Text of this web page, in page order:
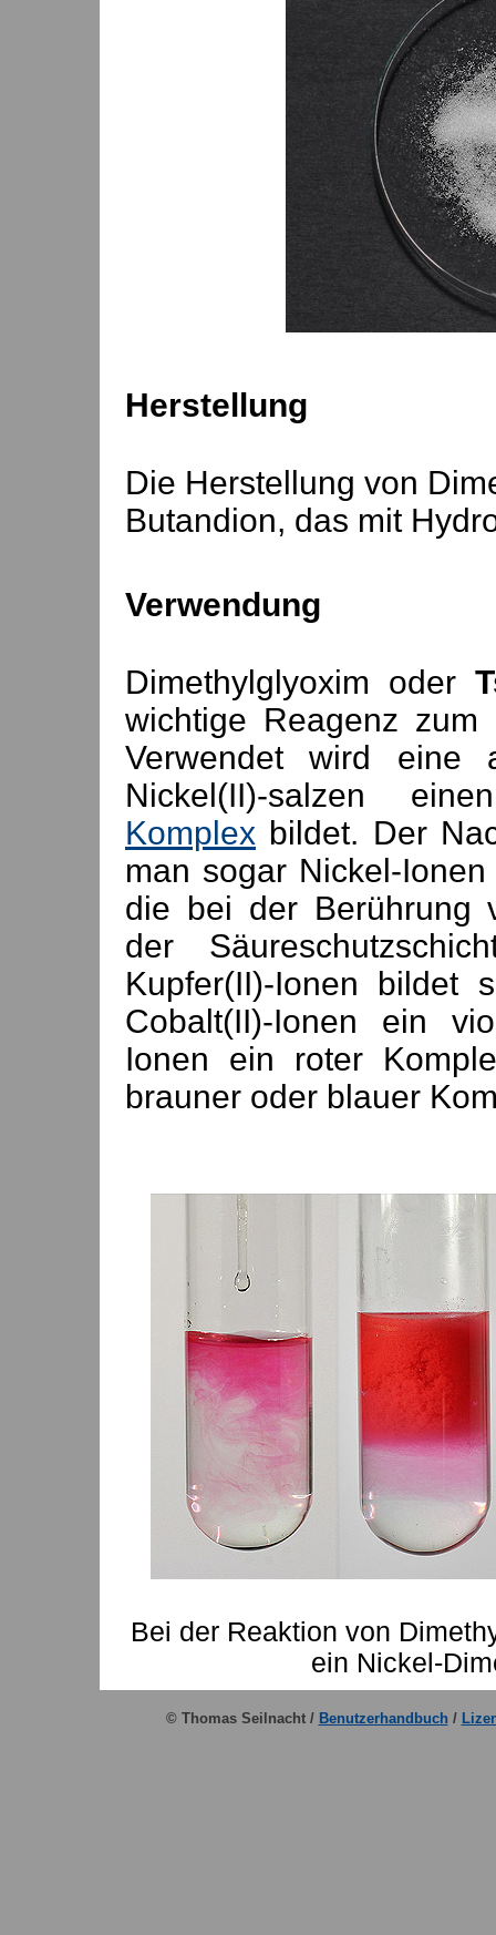
Herstellung
Die Herstellung von
Butandion, das mit
Verwendung
Dimethylglyoxim oder
wichtige Reagenz zum
Verwendet wird eine
Nickel(II)-salzen
Komplex bildet. Der
man sogar Nickel-
die bei der Berührung
der
Kupfer(II)-Ionen bildet
Cobalt(II)-Ionen ein
Ionen ein roter
brauner oder blauer
Bei der Reaktion von
ein Nickel-
© Thomas Seilnacht / Benutzerhandbuch /